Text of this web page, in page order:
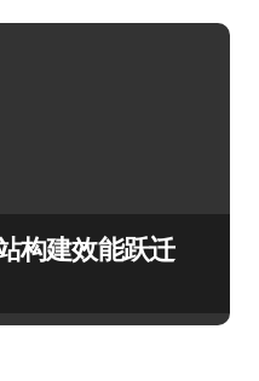
构建效能跃迁